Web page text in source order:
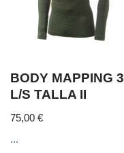
BODY MAPPING
L/S TALLA II
75,00 €
...